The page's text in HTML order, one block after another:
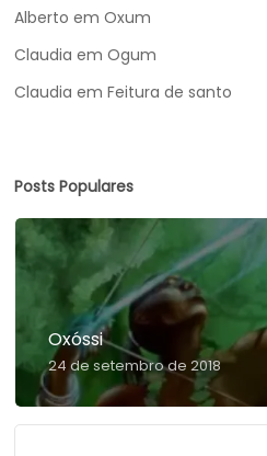
Alberto emOxum
Claudia emOgum
Claudia emFeitura de santo
Posts Populares
Oxóssi
24 de setembro de 2018